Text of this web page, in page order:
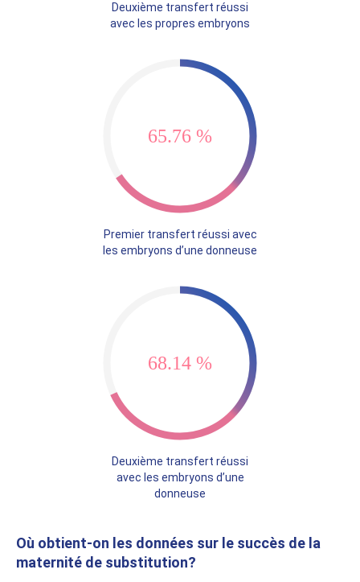
Deuxième transfert réussi
avec les propres embryons
87.55 %
Premier transfert réussi avec
les embryons d’une donneuse
90.81 %
Deuxième transfert réussi
avec les embryons d’une
donneuse
Où obtient-on les données sur le succès de la
maternité de substitution?